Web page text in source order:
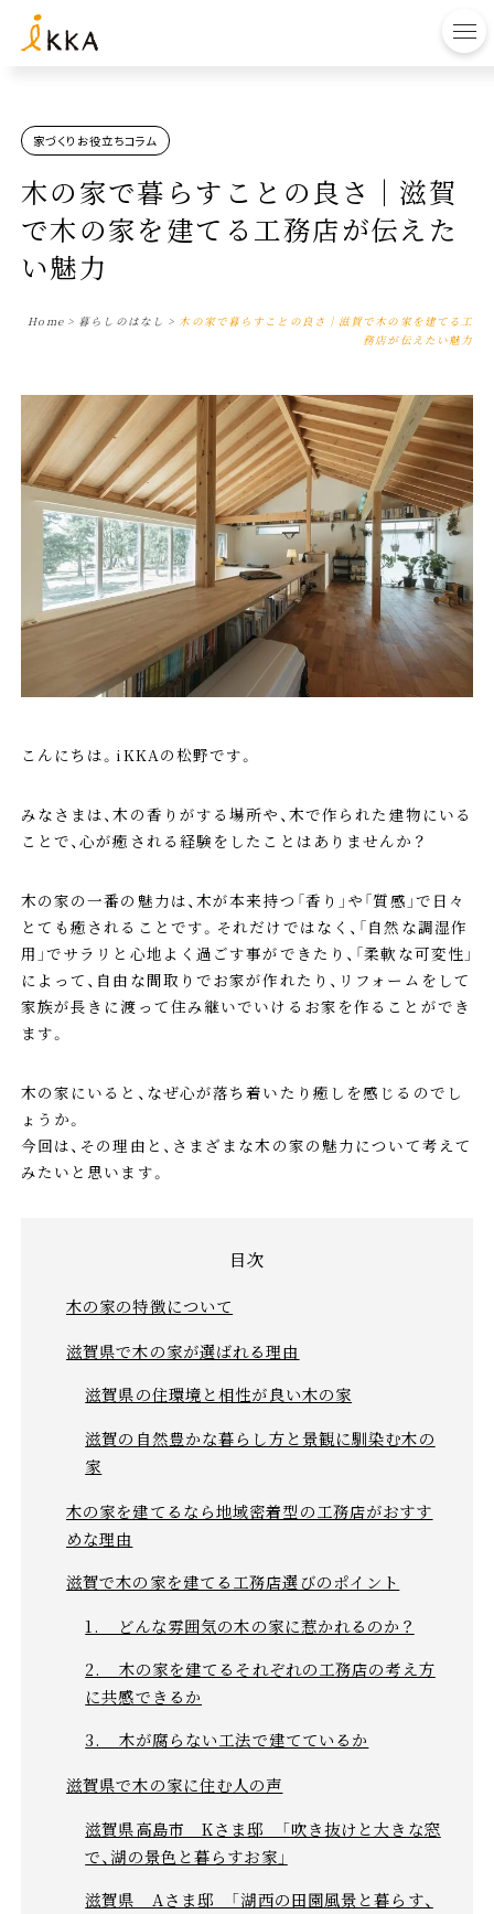
家づくりお役立ちコラム
木の家で暮らすことの良さ｜滋賀
で木の家を建てる工務店が伝えた
い魅力
Home> 暮らしのはなし >木の家で暮らすことの良さ｜滋賀で木の家を建てる工
務店が伝えたい魅力
こんにちは。iKKAの松野です。
みなさまは、木の香りがする場所や、木で作られた建物にいる
ことで、心が癒される経験をしたことはありませんか？
木の家の一番の魅力は、木が本来持つ「香り」や「質感」で日々
とても癒されることです。それだけではなく、「自然な調湿作
用」でサラリと心地よく過ごす事ができたり、「柔軟な可変性」
によって、自由な間取りでお家が作れたり、リフォームをして
家族が長きに渡って住み継いでいけるお家を作ることができ
ます。
木の家にいると、なぜ心が落ち着いたり癒しを感じるのでし
ょうか。
今回は、その理由と、さまざまな木の家の魅力について考えて
みたいと思います。
木の家の特徴について
滋賀県で木の家が選ばれる理由
滋賀県の住環境と相性が良い木の家
滋賀の自然豊かな暮らし方と景観に馴染む木の
家
木の家を建てるなら地域密着型の工務店がおすす
めな理由
滋賀で木の家を建てる工務店選びのポイント
1. どんな雰囲気の木の家に惹かれるのか？
2. 木の家を建てるそれぞれの工務店の考え方
に共感できるか
3. 木が腐らない工法で建てているか
滋賀県で木の家に住む人の声
滋賀県高島市 Kさま邸 「吹き抜けと大きな窓
で、湖の景色と暮らすお家」
滋賀県 Aさま邸 「湖西の田園風景と暮らす、